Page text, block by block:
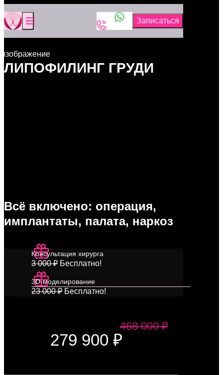
ЛИПОФИЛИНГ ГРУДИ
279 900 ₽
468 000 ₽
Всё включено: операция,
имплантаты, палата, наркоз
Консультация хирурга
3 000 ₽ Бесплатно!
3D-моделирование
23 000 ₽ Бесплатно!